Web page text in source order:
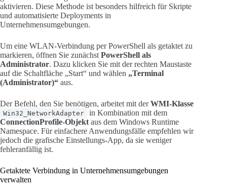
aktivieren. Diese Methode ist besonders hilfreich für Skripte
und automatisierte Deployments in
Unternehmensumgebungen.
Um eine WLAN-Verbindung per PowerShell als getaktet zu
markieren, öffnen Sie zunächst PowerShell als
Administrator. Dazu klicken Sie mit der rechten Maustaste
auf die Schaltfläche „Start“ und wählen „Terminal
(Administrator)“ aus.
Der Befehl, den Sie benötigen, arbeitet mit derWMI-Klasse
Win32_NetworkAdapter
in Kombination mit dem
ConnectionProfile-Objekt aus dem Windows Runtime
Namespace. Für einfachere Anwendungsfälle empfehlen wir
jedoch die grafische Einstellungs-App, da sie weniger
fehleranfällig ist.
Getaktete Verbindung in Unternehmensumgebungen
verwalten